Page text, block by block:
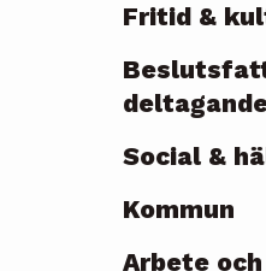
Fritid &
Social &
Kommun
Arbete